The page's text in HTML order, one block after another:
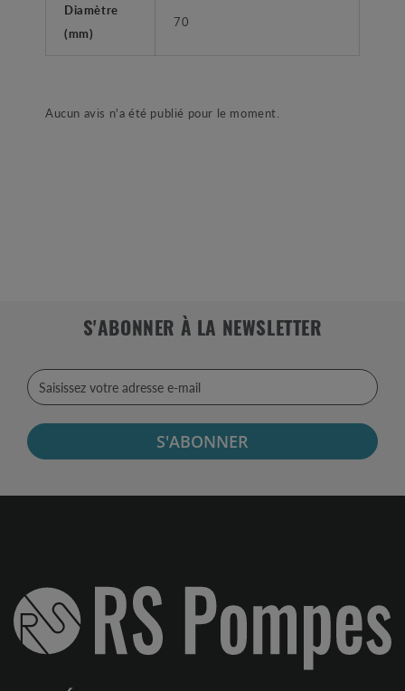
Diamètre
(mm)
70
Aucun avis n'a été publié pour le moment.
S'ABONNER À LA NEWSLETTER
S'ABONNER